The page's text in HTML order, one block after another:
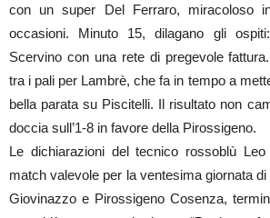
con un super Del Ferraro, miracoloso
occasioni. Minuto 15, dilagano gli
Scervino con una rete di pregevole
tra i pali per Lambrè, che fa in tempo a
bella parata su Piscitelli. Il risultato non
doccia sull’1-8 in favore della Pirossigeno.
Le dichiarazioni del tecnico rossoblù
match valevole per la ventesima giornata
Giovinazzo e Pirossigeno Cosenza,